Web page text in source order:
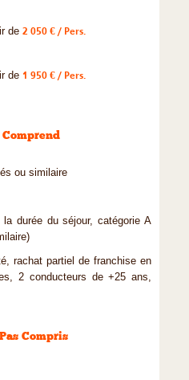
de 2 050 € / Pers.
de 1 950 € / Pers.
ou similaire
durée du séjour, catégorie A
rachat partiel de franchise en
2 conducteurs de +25 ans,
Compris